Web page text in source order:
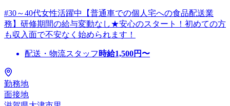
#30～40代女性活躍中【普通車での個人宅への食品配送業
務】研修期間の給与変動なし★安心のスタート！初めての方
も収入面で不安なく始められます！
配送・物流スタッフ 時給1,500円〜
勤務地
面接地